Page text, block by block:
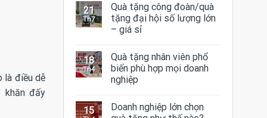
là điều dễ
khăn đấy
21
Th7
Quà tặng công đoàn/quà
tặng đại hội số lượng lớn
– giá sỉ
18
Th4
Quà tặng nhân viên phổ
biến phù hợp mọi doanh
nghiệp
15
Doanh nghiệp lớn chọn